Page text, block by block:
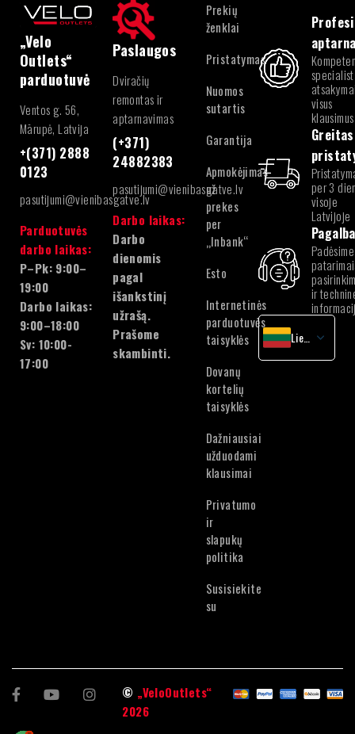
„Velo
Outlets“
parduotuvė
Ventos g. 56,
Mārupė, Latvija
+(371) 2888
0123
pasutijumi@vienibasgatve.lv
Parduotuvės
darbo laikas:
P–Pk: 9:00–
19:00
Darbo laikas:
9:00–18:00
Sv: 10:00-
17:00
Paslaugos
Dviračių
remontas ir
aptarnavimas
(+371)
24882383
pasutijumi@vienibasgatve.lv
Darbo laikas:
Darbo
dienomis
pagal
išankstinį
užrašą.
Prašome
skambinti.
Prekių
ženklai
Pristatymas
Nuomos
sutartis
Garantija
Apmokėjimas
už
prekes
per
„Inbank“
Esto
Internetinės
parduotuvės
taisyklės
Dovanų
kortelių
taisyklės
Dažniausiai
užduodami
klausimai
Privatumo
ir
slapukų
politika
Susisiekite
su
visus
klausimus
Greitas
per 3
visoje
Latvijoje
Pagalba
Padėsime
ir
Lietuvių
latvių
© „VeloOutlets“
2026